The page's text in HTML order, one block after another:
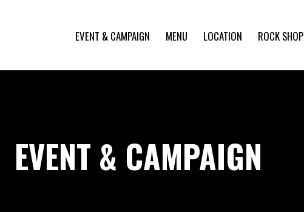
EVENT & CAMPAIGN MENU LOCATION ROCK SHOP
EVENT & CAMPAIGN